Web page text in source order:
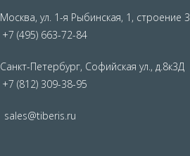
Москва,ул. 1-я Рыбинская, 1, строение 3
+7 (495) 663-72-84
Санкт-Петербург, Софийская ул., д.8к3Д
+7 (812) 309-38-95
sales@tiberis.ru